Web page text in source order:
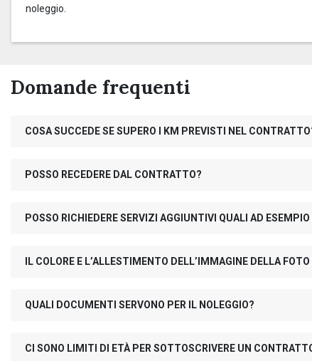
noleggio.
Domande frequenti
COSA SUCCEDE SE SUPERO I KM PREVISTI NEL
POSSO RECEDERE DAL CONTRATTO?
POSSO RICHIEDERE SERVIZI AGGIUNTIVI QUALI AD
IL COLORE E L’ALLESTIMENTO DELL’IMMAGINE DELLA
QUALI DOCUMENTI SERVONO PER IL NOLEGGIO?
CI SONO LIMITI DI ETÀ PER SOTTOSCRIVERE UN